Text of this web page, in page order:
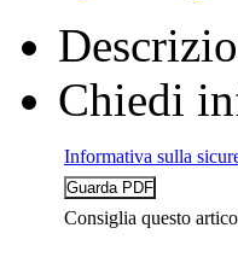
Chiedi
Informativa sulla
Consiglia questo